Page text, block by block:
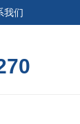
我们